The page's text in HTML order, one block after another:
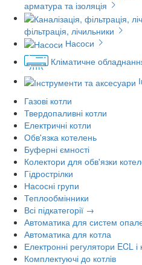
арматура та ізоляція
фільтрація, лічильники
Насоси
Кліматичне
Газові котли
Твердопаливні котли
Електричні котли
Обв'язка котелень
Буферні ємності
Колектори для обв'язки
Гідрострілки
Насосні групи
Теплообмінники
Всі підкатегорії →
Автоматика для систем
Автоматика для котла
Електронні регулятори ECL
Комплектуючі до котлів